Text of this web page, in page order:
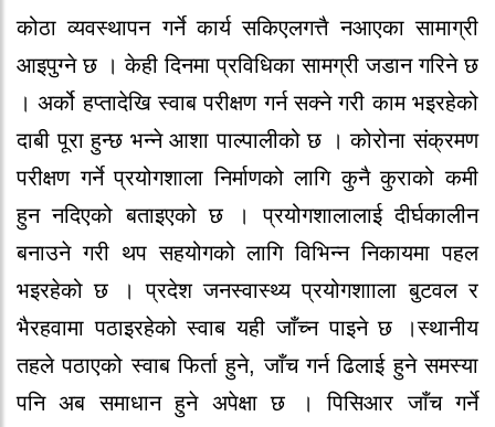
कोठा व्यवस्थापन गर्ने कार्य सकिएलगत्तै नआएका सामाग्री
आइपुग्ने छ । केही दिनमा प्रविधिका सामग्री जडान गरिने छ
। अर्को हप्तादेखि स्वाब परीक्षण गर्न सक्ने गरी काम भइरहेको
दाबी पूरा हुन्छ भन्ने आशा पाल्पालीको छ । कोरोना संक्रमण
परीक्षण गर्ने प्रयोगशाला निर्माणको लागि कुनै कुराको कमी
हुन नदिएको बताइएको छ । प्रयोगशालालाई दीर्घकालीन
बनाउने गरी थप सहयोगको लागि विभिन्न निकायमा पहल
भइरहेको छ । प्रदेश जनस्वास्थ्य प्रयोगशााला बुटवल र
भैरहवामा पठाइरहेको स्वाब यही जाँच्न पाइने छ ।स्थानीय
तहले पठाएको स्वाब फिर्ता हुने, जाँच गर्न ढिलाई हुने समस्या
पनि अब समाधान हुने अपेक्षा छ । पिसिआर जाँच गर्ने